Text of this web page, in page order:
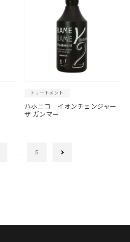
トリートメント
ハホニコ イオンチェンジャー
ザ ガンマー
… 5